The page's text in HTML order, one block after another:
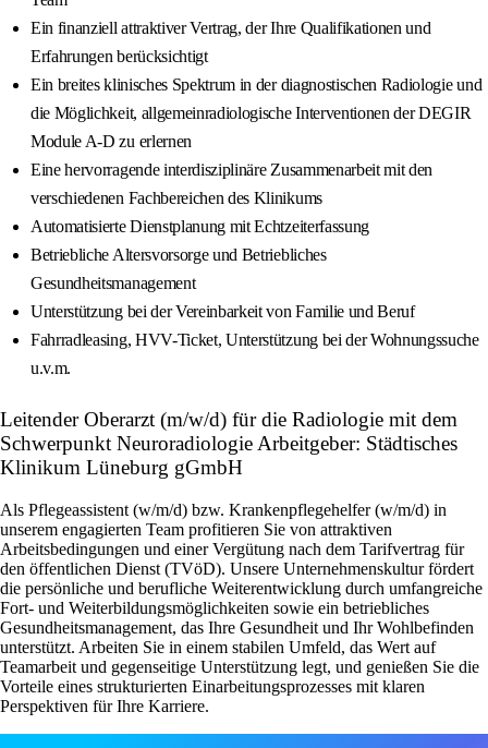
Ein finanziell attraktiver Vertrag, der Ihre Qualifikationen und
Erfahrungen berücksichtigt
Ein breites klinisches Spektrum in der diagnostischen Radiologie und
die Möglichkeit, allgemeinradiologische Interventionen der DEGIR
Module A-D zu erlernen
Eine hervorragende interdisziplinäre Zusammenarbeit mit den
verschiedenen Fachbereichen des Klinikums
Automatisierte Dienstplanung mit Echtzeiterfassung
Betriebliche Altersvorsorge und Betriebliches
Gesundheitsmanagement
Unterstützung bei der Vereinbarkeit von Familie und Beruf
Fahrradleasing, HVV-Ticket, Unterstützung bei der Wohnungssuche
u.v.m.
Leitender Oberarzt (m/w/d) für die Radiologie mit dem
Schwerpunkt Neuroradiologie Arbeitgeber: Städtisches
Klinikum Lüneburg gGmbH
Als Pflegeassistent (w/m/d) bzw. Krankenpflegehelfer (w/m/d) in
unserem engagierten Team profitieren Sie von attraktiven
Arbeitsbedingungen und einer Vergütung nach dem Tarifvertrag für
den öffentlichen Dienst (TVöD). Unsere Unternehmenskultur fördert
die persönliche und berufliche Weiterentwicklung durch umfangreiche
Fort- und Weiterbildungsmöglichkeiten sowie ein betriebliches
Gesundheitsmanagement, das Ihre Gesundheit und Ihr Wohlbefinden
unterstützt. Arbeiten Sie in einem stabilen Umfeld, das Wert auf
Teamarbeit und gegenseitige Unterstützung legt, und genießen Sie die
Vorteile eines strukturierten Einarbeitungsprozesses mit klaren
Perspektiven für Ihre Karriere.